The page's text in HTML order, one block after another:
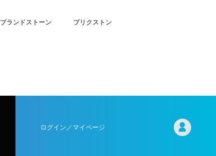
ブランドストーン ブリクストン
ログイン／マイページ